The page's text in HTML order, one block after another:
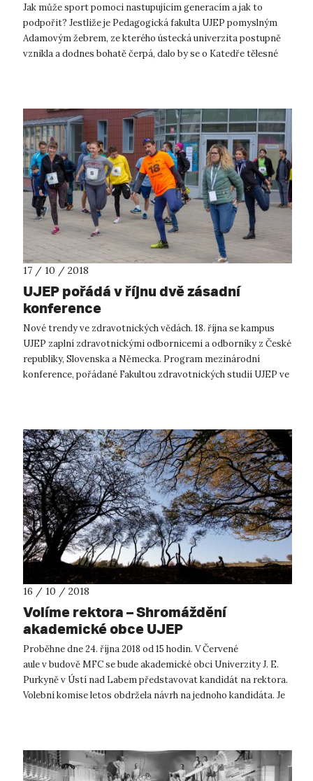
Jak může sport pomoci nastupujícím generacím a jak to
podpořit? Jestliže je Pedagogická fakulta UJEP pomyslným
Adamovým žebrem, ze kterého ústecká univerzita postupně
vznikla a dodnes bohatě čerpá, dalo by se o Katedře tělesné
17 / 10 / 2018
UJEP pořádá v říjnu dvě zásadní
konference
Nové trendy ve zdravotnických vědách. 18. října se kampus
UJEP zaplní zdravotnickými odbornicemi a odborníky z České
republiky, Slovenska a Německa. Program mezinárodní
konference, pořádané Fakultou zdravotnických studií UJEP ve
16 / 10 / 2018
Volíme rektora – Shromáždění
akademické obce UJEP
Proběhne dne 24. října 2018 od 15 hodin. V Červené
aule v budově MFC se bude akademické obci Univerzity J. E.
Purkyně v Ústí nad Labem představovat kandidát na rektora.
Volební komise letos obdržela návrh na jednoho kandidáta. Je